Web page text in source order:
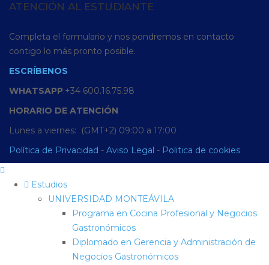
ATENCIÓN AL ESTUDIANTE
Completa el formulario y nos pondremos en contacto
contigo lo más pronto posible.
ESCRÍBENOS
WHATSAPP:+34 600.16.75.98
HORARIO DE ATENCIÓN
Lunes a viernes: (GMT+2) 09:00 a 17:00
Política de Privacidad - Aviso Legal - Politica de cookies
Estudios
UNIVERSIDAD MONTEÁVILA
Programa en Cocina Profesional y Negocios
Gastronómicos
Diplomado en Gerencia y Administración de
Negocios Gastronómicos